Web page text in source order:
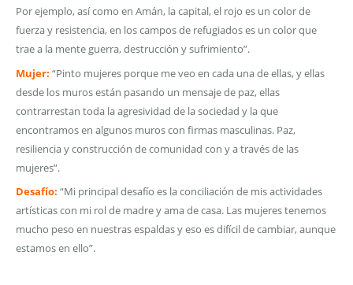
Por ejemplo, así como en Amán, la capital, el rojo es un color de
fuerza y resistencia, en los campos de refugiados es un color que
trae a la mente guerra, destrucción y sufrimiento”.
Mujer: “Pinto mujeres porque me veo en cada una de ellas, y ellas
desde los muros están pasando un mensaje de paz, ellas
contrarrestan toda la agresividad de la sociedad y la que
encontramos en algunos muros con firmas masculinas. Paz,
resiliencia y construcción de comunidad con y a través de las
mujeres”.
Desafío: “Mi principal desafío es la conciliación de mis actividades
artísticas con mi rol de madre y ama de casa. Las mujeres tenemos
mucho peso en nuestras espaldas y eso es difícil de cambiar, aunque
estamos en ello”.